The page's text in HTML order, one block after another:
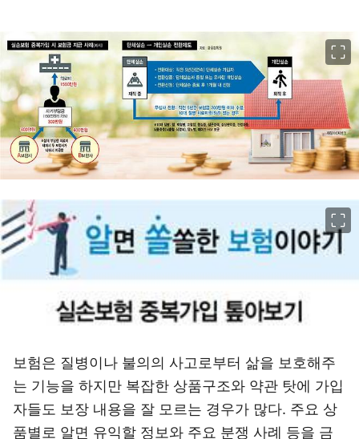
보험은 질병이나 불의의 사고로부터 삶을 보호해주
는 기능을 하지만 복잡한 상품구조와 약관 탓에 가입
자들도 보장 내용을 잘 모르는 경우가 많다. 주요 상
품별로 알면 유익할 정보와 주요 분쟁 사례 등을 금